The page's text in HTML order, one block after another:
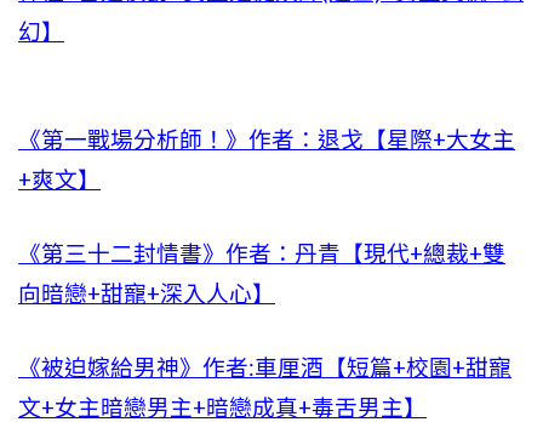
幻】
《第一戰場分析師！》作者：退戈【星際+大女主
+爽文】
《第三十二封情書》作者：丹青【現代+總裁+雙
向暗戀+甜寵+深入人心】
《被迫嫁給男神》作者:車厘酒【短篇+校園+甜寵
文+女主暗戀男主+暗戀成真+毒舌男主】